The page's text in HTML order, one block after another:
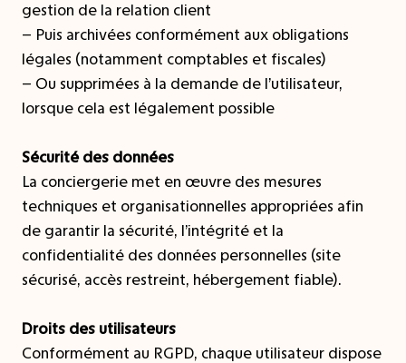
gestion de la relation client
– Puis archivées conformément aux obligations
légales (notamment comptables et fiscales)
– Ou supprimées à la demande de l’utilisateur,
lorsque cela est légalement possible
Sécurité des données
La conciergerie met en œuvre des mesures
techniques et organisationnelles appropriées afin
de garantir la sécurité, l’intégrité et la
confidentialité des données personnelles (site
sécurisé, accès restreint, hébergement fiable).
Droits des utilisateurs
Conformément au RGPD, chaque utilisateur dispose